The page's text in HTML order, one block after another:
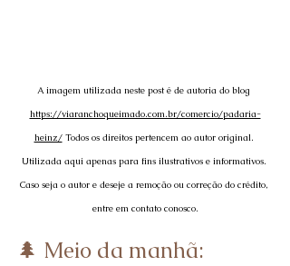
A imagem utilizada neste post é de autoria do blog
https://viaranchoqueimado.com.br/comercio/padaria-
heinz/ Todos os direitos pertencem ao autor original.
Utilizada aqui apenas para fins ilustrativos e informativos.
Caso seja o autor e deseje a remoção ou correção do crédito,
entre em contato conosco.
🌲 Meio da manhã: